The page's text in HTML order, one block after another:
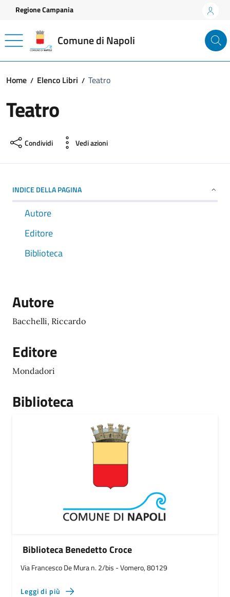
Vai ai contenuti
Vai al footer
Regione Campania
Comune di Napoli
Home Elenco Libri Teatro
Teatro
Condividi Vedi azioni
INDICE DELLA PAGINA
Autore
Editore
Biblioteca
Autore
Bacchelli, Riccardo
Editore
Mondadori
Biblioteca
Biblioteca Benedetto Croce
Via Francesco De Mura n. 2/bis - Vomero, 80129
Leggi di più